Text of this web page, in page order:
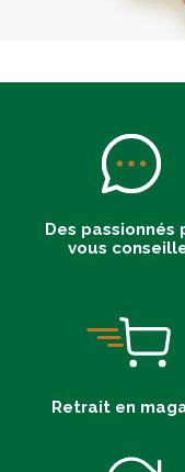
Des passionnés
vous
Retrait en